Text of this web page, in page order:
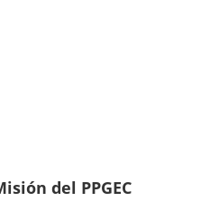
del PPGEC